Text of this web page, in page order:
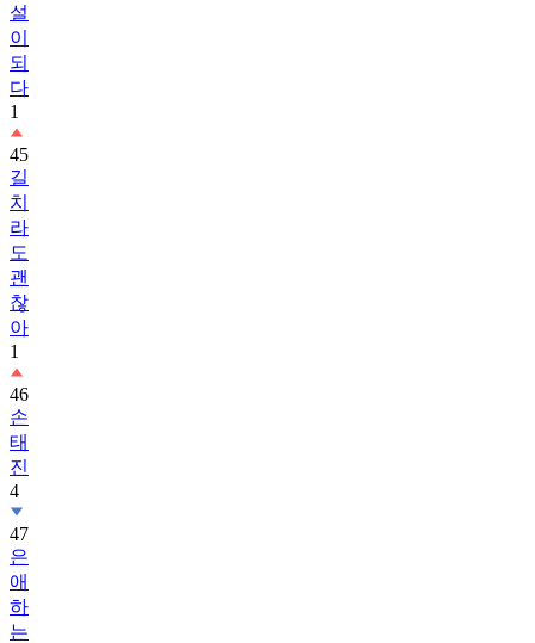
설
이
되
다
1
45
길
치
라
도
괜
찮
아
1
46
손
태
진
4
47
은
애
하
는